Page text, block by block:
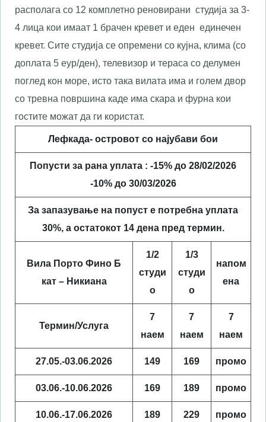
располага со 12 комплетно реновирани студија за 3-
4 лица кои имаат 1 брачен кревет и еден единечен
кревет. Сите студија се опремени со кујна, клима (со
доплата 5 еур/ден), телевизор и тераса со делумен
поглед кон море, исто така вилата има и голем двор
со тревна површина каде има скара и фурна кои
гостите можат да ги користат.
Лефкада- островот со најубави бои
Попусти за рана уплата : -15% до 28/02/2026
-10% до 30/03/2026
За запазување на попуст е потребна уплата
30%, а остатокот 14 дена пред термин.
Вила Порто Фино Б
кат – Никиана
1/2
студи
о
1/3
студи
о
напом
ена
Термин/Услуга
7
наем
7
наем
7
наем
27.05.-03.06.2026 149 169 промо
03.06.-10.06.2026 169 189 промо
10.06.-17.06.2026 189 229 промо